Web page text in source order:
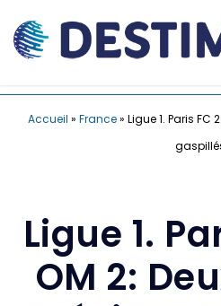
Accueil » France» Ligue 1. Paris FC
Ligue 1.
OM 2: